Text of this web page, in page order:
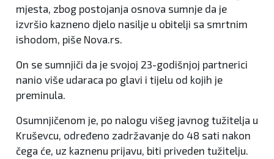
mjesta, zbog postojanja osnova sumnje da je
izvršio kazneno djelo nasilje u obitelji sa smrtnim
ishodom, piše Nova.rs.
On se sumnjiči da je svojoj 23-godišnjoj partnerici
nanio više udaraca po glavi i tijelu od kojih je
preminula.
Osumnjičenom je, po nalogu višeg javnog tužitelja u
Kruševcu, određeno zadržavanje do 48 sati nakon
čega će, uz kaznenu prijavu, biti priveden tužitelju.